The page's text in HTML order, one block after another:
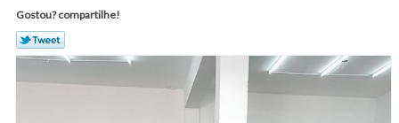
Gostou? compartilhe!